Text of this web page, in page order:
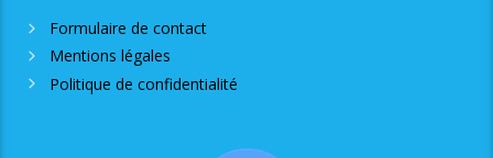
Formulaire de contact
Mentions légales
Politique de confidentialité